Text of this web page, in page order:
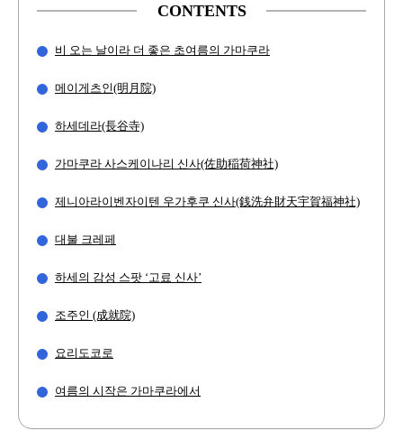
CONTENTS
비 오는 날이라 더 좋은 초여름의 가마쿠라
메이게츠인(明月院)
하세데라(長谷寺)
가마쿠라 사스케이나리 신사(佐助稲荷神社)
제니아라이벤자이텐 우가후쿠 신사(銭洗弁財天宇賀福神社)
대불 크레페
하세의 감성 스팟 ‘고료 신사’
조주인 (成就院)
요리도코로
여름의 시작은 가마쿠라에서